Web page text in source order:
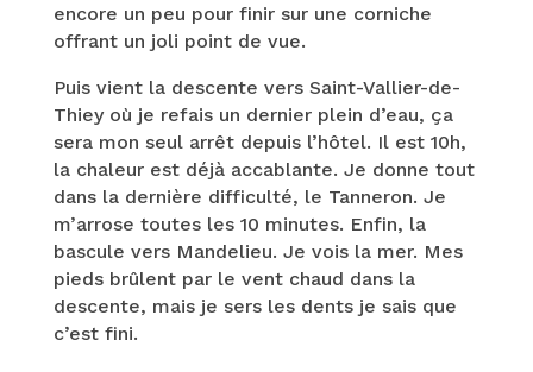
encore un peu pour finir sur une corniche
offrant un joli point de vue.
Puis vient la descente vers Saint-Vallier-de-
Thiey où je refais un dernier plein d’eau, ça
sera mon seul arrêt depuis l’hôtel. Il est 10h,
la chaleur est déjà accablante. Je donne tout
dans la dernière difficulté, le Tanneron. Je
m’arrose toutes les 10 minutes. Enfin, la
bascule vers Mandelieu. Je vois la mer. Mes
pieds brûlent par le vent chaud dans la
descente, mais je sers les dents je sais que
c’est fini.